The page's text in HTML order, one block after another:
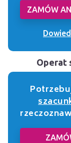
ZAMÓW
Operat